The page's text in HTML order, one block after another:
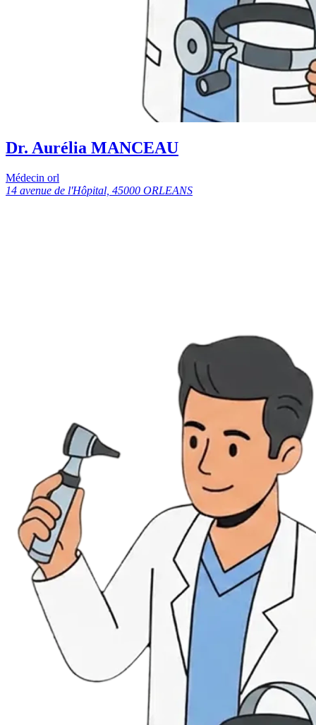
Dr. Aurélia MANCEAU
Médecin orl
14 avenue de l'Hôpital, 45000 ORLEANS